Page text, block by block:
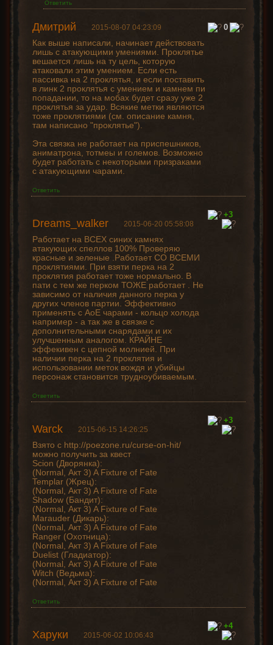
Ответить
Дмитрий 2015-08-07 04:23:09
Как выше написали, начинает действовать
лишь с атакующими умениями. Проклятье
вешается лишь на ту цель, которую
атаковали этим умением. Если есть
пассивка на 2 проклятья, и если поставить
в линк 2 проклятья с умением и камнем пи
попадании, то на мобах будет сразу уже 2
проклятья за удар. Всякие метки являются
тоже проклятиями (см. описание камня,
там написано "проклятье").
Эта связка не работает на приспешников,
аниматрона, тотмеы и големов. Возможно
будет работать с некоторыми призраками
с атакующими чарами.
Ответить
0
Dreams_walker 2015-06-20 05:58:08
Работает на ВСЕХ синих камнях
атакующих спеллов 100% Проверяю
красные и зеленые .Работает СО ВСЕМИ
проклятиями. При взяти перка на 2
проклятия работает тоже нормально. В
пати с тем же перком ТОЖЕ работает . Не
зависимо от наличия данного перка у
других членов партии. Эффективно
применять с АоЕ чарами - кольцо холода
например - а так же в связке с
дополнительными снарядами и их
улучшенным аналогом. КРАЙНЕ
эффекивен с цепной молнией. При
наличии перка на 2 проклятия и
использовании меток вождя и убийцы
персонаж становится трудноубиваемым.
Ответить
+3
Warck 2015-06-15 14:26:25
Взято с http://poezone.ru/curse-on-hit/
можно получить за квест
Scion (Дворянка):
(Normal, Акт 3) A Fixture of Fate
Templar (Жрец):
(Normal, Акт 3) A Fixture of Fate
Shadow (Бандит):
(Normal, Акт 3) A Fixture of Fate
Marauder (Дикарь):
(Normal, Акт 3) A Fixture of Fate
Ranger (Охотница):
(Normal, Акт 3) A Fixture of Fate
Duelist (Гладиатор):
(Normal, Акт 3) A Fixture of Fate
Witch (Ведьма):
(Normal, Акт 3) A Fixture of Fate
Ответить
+3
Харуки 2015-06-02 10:06:43
+4